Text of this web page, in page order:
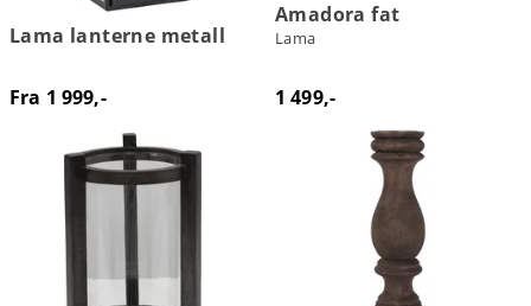
Lama lanterne metall
Fra 1 999,-
Amadora fat
Lama
1 499,-